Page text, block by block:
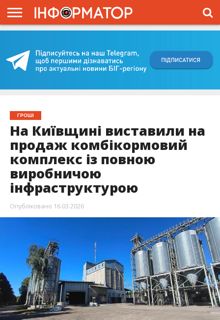
ПРОЄКТ
ГРОШІ
На Київщині виставили на
продаж комбікормовий
комплекс із повною
виробничою
інфраструктурою
Опубліковано 16.03.2026